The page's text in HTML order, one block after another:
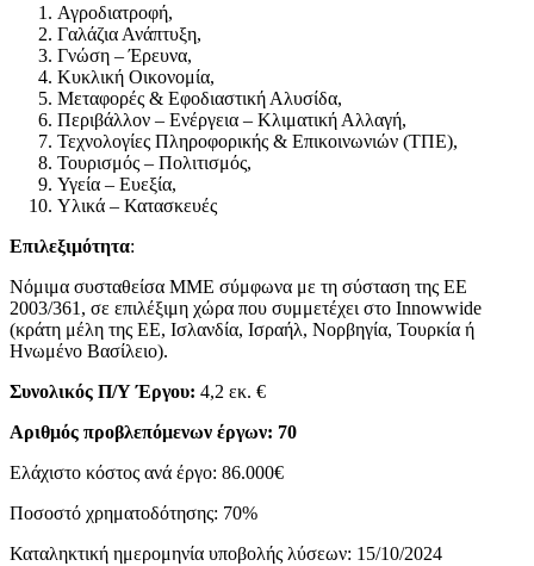
Αγροδιατροφή,
Γαλάζια Ανάπτυξη,
Γνώση – Έρευνα,
Κυκλική Οικονομία,
Μεταφορές & Εφοδιαστική Αλυσίδα,
Περιβάλλον – Ενέργεια – Κλιματική Αλλαγή,
Τεχνολογίες Πληροφορικής & Επικοινωνιών (ΤΠΕ),
Τουρισμός – Πολιτισμός,
Υγεία – Ευεξία,
Υλικά – Κατασκευές
Επιλεξιμότητα:
Νόμιμα συσταθείσα ΜΜΕ σύμφωνα με τη σύσταση της ΕΕ
2003/361, σε επιλέξιμη χώρα που συμμετέχει στο Innowwide
(κράτη μέλη της ΕΕ, Ισλανδία, Ισραήλ, Νορβηγία, Τουρκία ή
Ηνωμένο Βασίλειο).
Συνολικός Π/Υ Έργου: 4,2 εκ. €
Αριθμός προβλεπόμενων έργων: 70
Ελάχιστο κόστος ανά έργο: 86.000€
Ποσοστό χρηματοδότησης: 70%
Καταληκτική ημερομηνία υποβολής λύσεων: 15/10/2024